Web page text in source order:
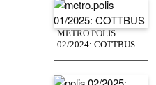
METRO.POLIS
02/2024: COTTBUS